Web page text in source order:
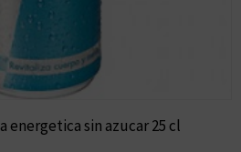
energetica sin azucar 25 cl